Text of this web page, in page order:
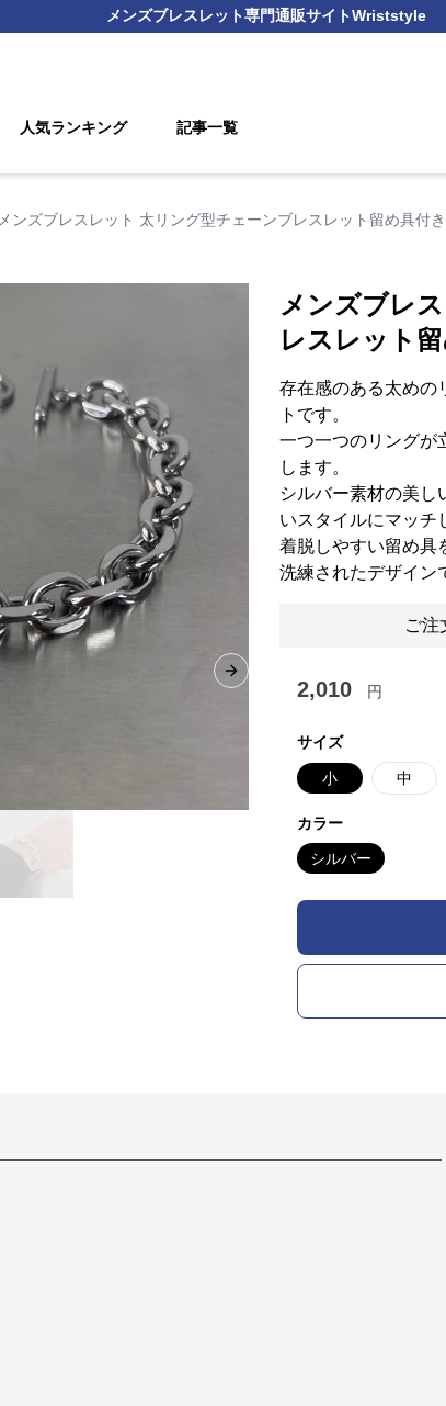
メンズブレスレット専門通販サイトWriststyle
人気ランキング 記事一覧
メンズブレスレット 太リング型チェーンブレスレット留め具付き
Next slide
メンズブレ
レスレット
存在感のある太めの
トです。
一つ一つのリングが
します。
シルバー素材の美し
いスタイルにマッチ
着脱しやすい留め具
洗練されたデザイン
ご注
2,010 円
サイズ
小 中
カラー
シルバー